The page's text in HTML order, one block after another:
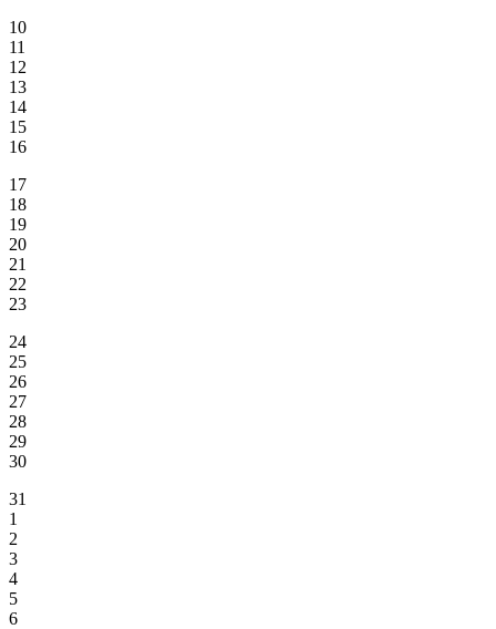
10
11
12
13
14
15
16
17
18
19
20
21
22
23
24
25
26
27
28
29
30
31
1
2
3
4
5
6